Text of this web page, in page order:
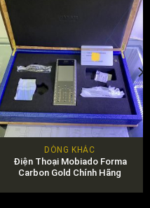
DÒNG KHÁC
Điện Thoại Mobiado Forma
Carbon Gold Chính Hãng